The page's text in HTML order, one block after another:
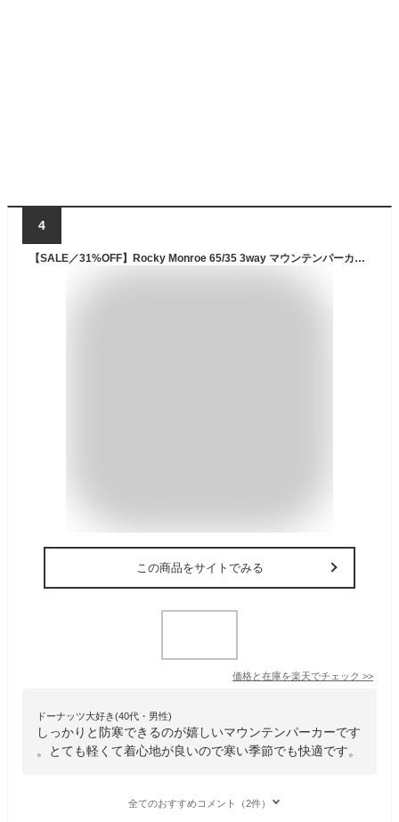
4
【SALE／31%OFF】Rocky Monroe 65/35 3way マウンテンパーカー&ボアベスト ロッキーモンロー ジャケット・アウター マウンテンパーカー カーキ ブラック ベージュ ネイビー グレー【送料無料】
この商品をサイトでみる
価格と在庫を楽天でチェック >>
ドーナッツ大好き(40代・男性)
しっかりと防寒できるのが嬉しいマウンテンパーカーです
。とても軽くて着心地が良いので寒い季節でも快適です。
全てのおすすめコメント（2件）